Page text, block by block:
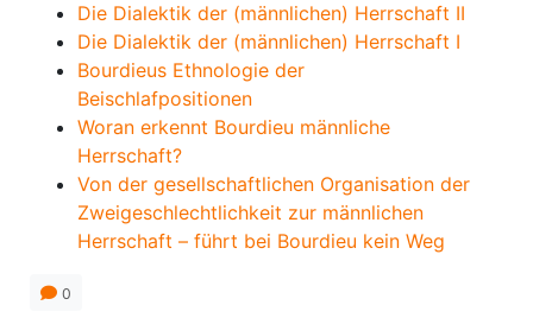
Die Dialektik der (männlichen) Herrschaft II
Die Dialektik der (männlichen) Herrschaft I
Bourdieus Ethnologie der
Beischlafpositionen
Woran erkennt Bourdieu männliche
Herrschaft?
Von der gesellschaftlichen Organisation der
Zweigeschlechtlichkeit zur männlichen
Herrschaft – führt bei Bourdieu kein Weg
0